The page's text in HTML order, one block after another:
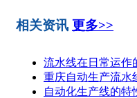
相关资讯 更多>>
流水线在日常运作
重庆自动生产流水
自动化生产线的特